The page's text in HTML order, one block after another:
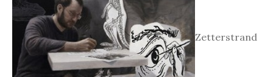
Zetterstrand